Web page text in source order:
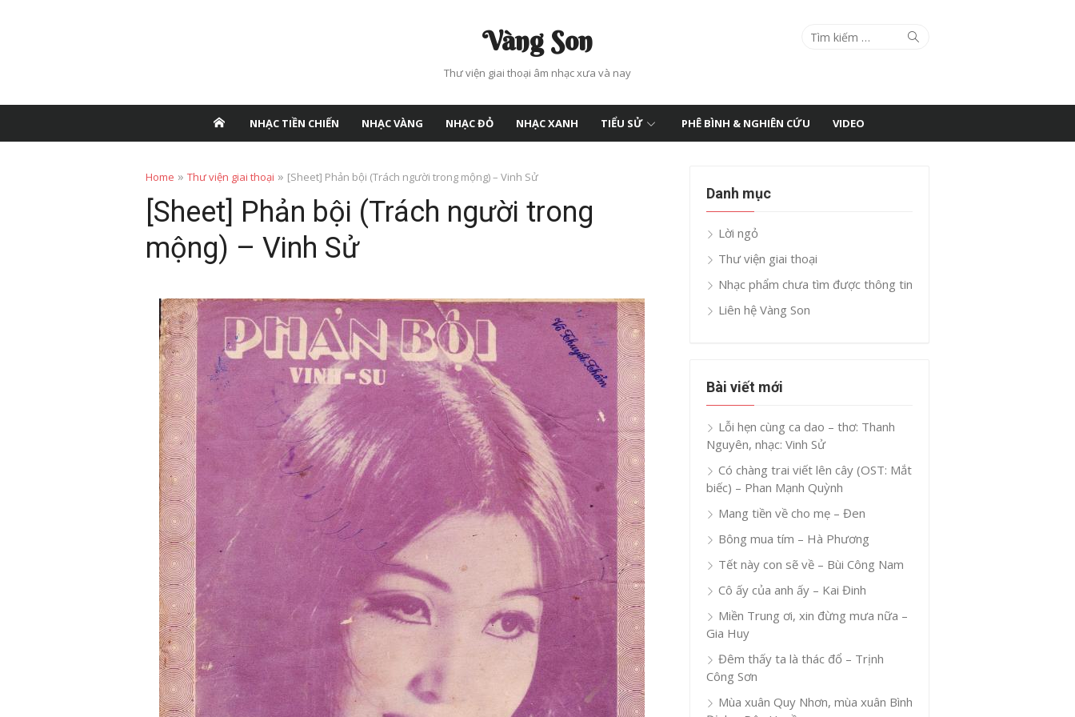
Vàng Son
Thư viện giai thoại âm nhạc xưa và nay
Search
Search
NHẠC TIỀN CHIẾN NHẠC VÀNG NHẠC ĐỎ NHẠC XANH TIỂU SỬ PHÊ BÌNH & NGHIÊN CỨU VIDEO
Home » Thư viện giai thoại » [Sheet] Phản bội (Trách người trong mộng) – Vinh Sử
[Sheet] Phản bội (Trách người trong
mộng) – Vinh Sử
Danh mục
Lời ngỏ
Thư viện giai thoại
Nhạc phẩm chưa tìm được thông tin
Liên hệ Vàng Son
Bài viết mới
Lỗi hẹn cùng ca dao – thơ: Thanh
Nguyên, nhạc: Vinh Sử
Có chàng trai viết lên cây (OST: Mắt
biếc) – Phan Mạnh Quỳnh
Mang tiền về cho mẹ – Đen
Bông mua tím – Hà Phương
Tết này con sẽ về – Bùi Công Nam
Cô ấy của anh ấy – Kai Đinh
Miền Trung ơi, xin đừng mưa nữa –
Gia Huy
Đêm thấy ta là thác đổ – Trịnh
Công Sơn
Mùa xuân Quy Nhơn, mùa xuân Bình